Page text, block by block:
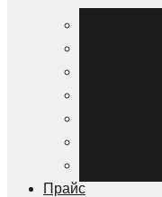
Прайс